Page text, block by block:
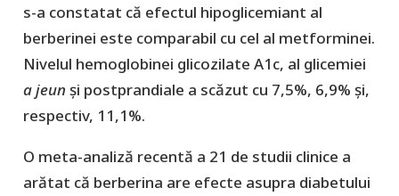
s-a constatat că efectul hipoglicemiant al
berberinei este comparabil cu cel al metforminei.
Nivelul hemoglobinei glicozilate A1c, al glicemiei
a jeun și postprandiale a scăzut cu 7,5%, 6,9% și,
respectiv, 11,1%.
O meta-analiză recentă a 21 de studii clinice a
arătat că berberina are efecte asupra diabetului